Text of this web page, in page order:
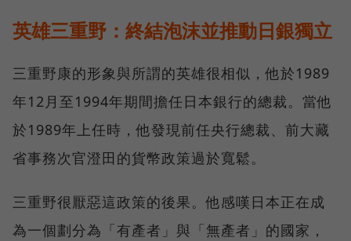
英雄三重野：終結泡沫並推動日銀獨立
三重野康的形象與所謂的英雄很相似，他於1989
年12月至1994年期間擔任日本銀行的總裁。當他
於1989年上任時，他發現前任央行總裁、前大藏
省事務次官澄田的貨幣政策過於寬鬆。
三重野很厭惡這政策的後果。他感嘆日本正在成
為一個劃分為「有產者」與「無產者」的國家，